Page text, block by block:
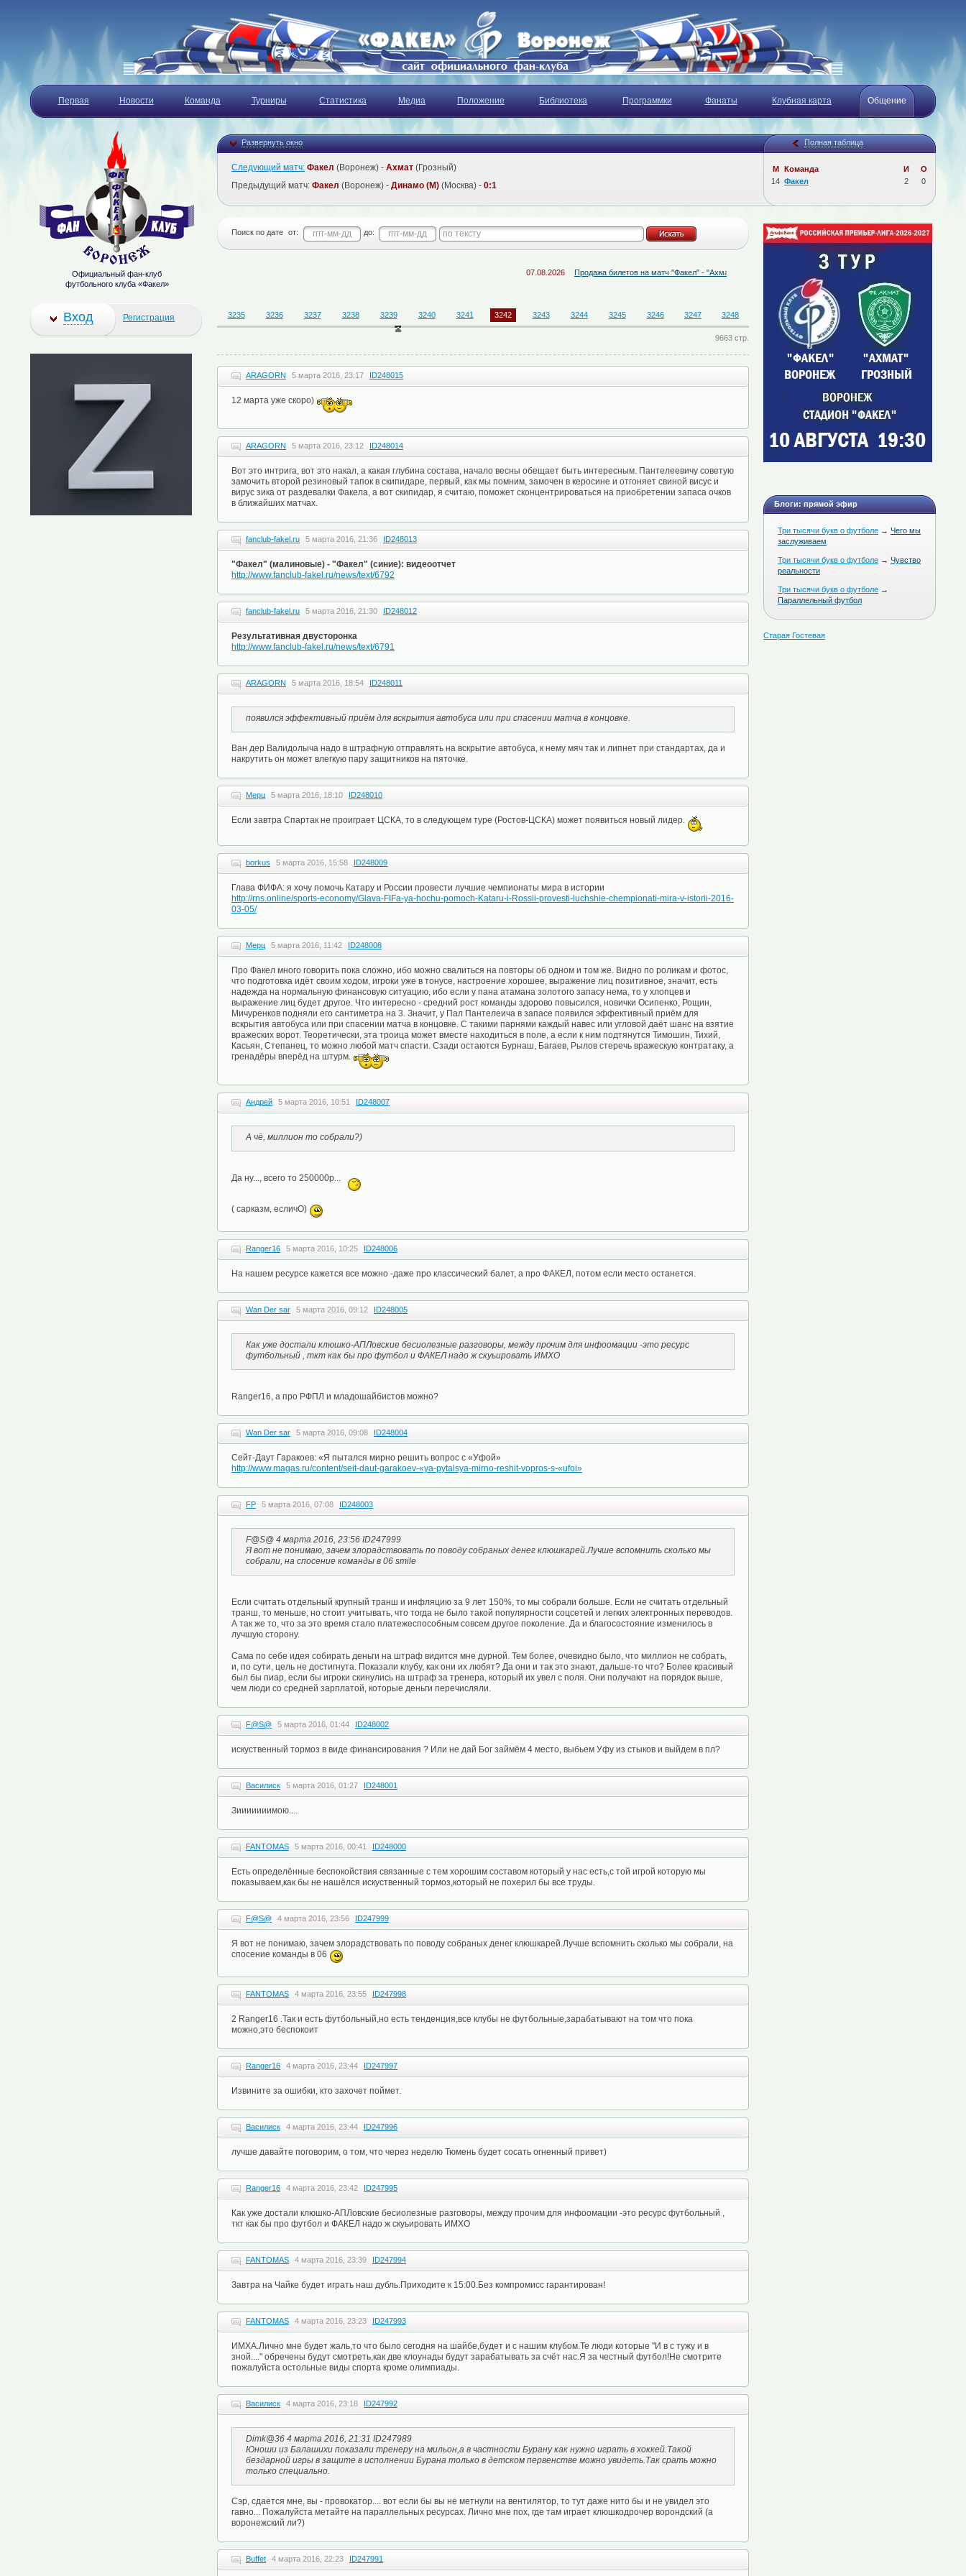
Первая Новости Команда Турниры Статистика Медиа Положение Библиотека Программки Фанаты Клубная карта Общение
Развернуть окно Полная таблица
М Команда И
О
14 Факел 2 0
Следующий матч: Факел (Воронеж) - Ахмат (Грозный)
Предыдущий матч: Факел (Воронеж) - Динамо (М) (Москва) - 0:1
Поиск по дате от: до:
07.08.2026 Продажа билетов на матч "Факел" - "Ахмат" 7 августа - матч "Факел-М" - "Спартак-М"
3235 3236 3237 3238 3239 3240 3241 3242 3243 3244 3245 3246 3247 3248
9663 стр.
ARAGORN 5 марта 2016, 23:17 ID248015
12 марта уже скоро)
ARAGORN 5 марта 2016, 23:12 ID248014
Вот это интрига, вот это накал, а какая глубина состава, начало весны обещает быть интересным. Пантелеевичу советую
замочить второй резиновый тапок в скипидаре, первый, как мы помним, замочен в керосине и отгоняет свиной висус и
вирус зика от раздевалки Факела, а вот скипидар, я считаю, поможет сконцентрироваться на приобретении запаса очков
в ближайших матчах.
fanclub-fakel.ru 5 марта 2016, 21:36 ID248013
"Факел" (малиновые) - "Факел" (синие): видеоотчет
http://www.fanclub-fakel.ru/news/text/6792
fanclub-fakel.ru 5 марта 2016, 21:30 ID248012
Результативная двусторонка
http://www.fanclub-fakel.ru/news/text/6791
ARAGORN 5 марта 2016, 18:54 ID248011
появился эффективный приём для вскрытия автобуса или при спасении матча в концовке.
Ван дер Валидолыча надо в штрафную отправлять на вскрытие автобуса, к нему мяч так и липнет при стандартах, да и
накрутить он может влегкую пару защитников на пяточке.
Мерц 5 марта 2016, 18:10 ID248010
Если завтра Спартак не проиграет ЦСКА, то в следующем туре (Ростов-ЦСКА) может появиться новый лидер.
borkus 5 марта 2016, 15:58 ID248009
Глава ФИФА: я хочу помочь Катару и России провести лучшие чемпионаты мира в истории
http://rns.online/sports-economy/Glava-FIFa-ya-hochu-pomoch-Kataru-i-Rossii-provesti-luchshie-chempionati-mira-v-istorii-2016-
03-05/
Мерц 5 марта 2016, 11:42 ID248008
Про Факел много говорить пока сложно, ибо можно свалиться на повторы об одном и том же. Видно по роликам и фотос,
что подготовка идёт своим ходом, игроки уже в тонусе, настроение хорошее, выражение лиц позитивное, значит, есть
надежда на нормальную финансовую ситуацию, ибо если у пана атамана золотого запасу нема, то у хлопцев и
выражение лиц будет другое. Что интересно - средний рост команды здорово повысился, новички Осипенко, Рощин,
Мичуренков подняли его сантиметра на 3. Значит, у Пал Пантелеича в запасе появился эффективный приём для
вскрытия автобуса или при спасении матча в концовке. С такими парнями каждый навес или угловой даёт шанс на взятие
вражеских ворот. Теоретически, эта троица может вместе находиться в поле, а если к ним подтянутся Тимошин, Тихий,
Касьян, Степанец, то можно любой матч спасти. Сзади остаются Бурнаш, Багаев, Рылов стеречь вражескую контратаку, а
гренадёры вперёд на штурм.
Андрей 5 марта 2016, 10:51 ID248007
А чё, миллион то собрали?)
Да ну..., всего то 250000р...
( сарказм, есличО)
Ranger16 5 марта 2016, 10:25 ID248006
На нашем ресурсе кажется все можно -даже про классический балет, а про ФАКЕЛ, потом если место останется.
Wan Der sar 5 марта 2016, 09:12 ID248005
Как уже достали клюшко-АПЛовские бесиолезные разговоры, между прочим для инфоомации -это ресурс
футбольный , ткт как бы про футбол и ФАКЕЛ надо ж скуьировать ИМХО
Ranger16, а про РФПЛ и младошайбистов можно?
Wan Der sar 5 марта 2016, 09:08 ID248004
Сейт-Даут Гаракоев: «Я пытался мирно решить вопрос с «Уфой»
http://www.magas.ru/content/seit-daut-garakoev-«ya-pytalsya-mirno-reshit-vopros-s-«ufoi»
FP 5 марта 2016, 07:08 ID248003
F@S@ 4 марта 2016, 23:56 ID247999
Я вот не понимаю, зачем злорадствовать по поводу собраных денег клюшкарей.Лучше вспомнить сколько мы
собрали, на спосение команды в 06 smile
Если считать отдельный крупный транш и инфляцию за 9 лет 150%, то мы собрали больше. Если не считать отдельный
транш, то меньше, но стоит учитывать, что тогда не было такой популярности соцсетей и легких электронных переводов.
А так же то, что за это время стало платежеспособным совсем другое поколение. Да и благосостояние изменилось в
лучшую сторону.
Сама по себе идея собирать деньги на штраф видится мне дурной. Тем более, очевидно было, что миллион не собрать,
и, по сути, цель не достигнута. Показали клубу, как они их любят? Да они и так это знают, дальше-то что? Более красивый
был бы пиар, если бы игроки скинулись на штраф за тренера, который их увел с поля. Они получают на порядок выше,
чем люди со средней зарплатой, которые деньги перечисляли.
F@S@ 5 марта 2016, 01:44 ID248002
искуственный тормоз в виде финансирования ? Или не дай Бог займём 4 место, выбьем Уфу из стыков и выйдем в пл?
Василиск 5 марта 2016, 01:27 ID248001
Зииииииимою....
FANTOMAS 5 марта 2016, 00:41 ID248000
Есть определённые беспокойствия связанные с тем хорошим составом который у нас есть,с той игрой которую мы
показываем,как бы не нашёлся искуственный тормоз,который не похерил бы все труды.
F@S@ 4 марта 2016, 23:56 ID247999
Я вот не понимаю, зачем злорадствовать по поводу собраных денег клюшкарей.Лучше вспомнить сколько мы собрали, на
спосение команды в 06
FANTOMAS 4 марта 2016, 23:55 ID247998
2 Ranger16 .Так и есть футбольный,но есть тенденция,все клубы не футбольные,зарабатывают на том что пока
можно,это беспокоит
Ranger16 4 марта 2016, 23:44 ID247997
Извините за ошибки, кто захочет поймет.
Василиск 4 марта 2016, 23:44 ID247996
лучше давайте поговорим, о том, что через неделю Тюмень будет сосать огненный привет)
Ranger16 4 марта 2016, 23:42 ID247995
Как уже достали клюшко-АПЛовские бесиолезные разговоры, между прочим для инфоомации -это ресурс футбольный ,
ткт как бы про футбол и ФАКЕЛ надо ж скуьировать ИМХО
FANTOMAS 4 марта 2016, 23:39 ID247994
Завтра на Чайке будет играть наш дубль.Приходите к 15:00.Без компромисс гарантирован!
FANTOMAS 4 марта 2016, 23:23 ID247993
ИМХА.Лично мне будет жаль,то что было сегодня на шайбе,будет и с нашим клубом.Те люди которые "И в с тужу и в
зной...." обречены будут смотреть,как две клоунады будут зарабатывать за счёт нас.Я за честный футбол!Не смотрите
пожалуйста остольные виды спорта кроме олимпиады.
Василиск 4 марта 2016, 23:18 ID247992
Dimk@36 4 марта 2016, 21:31 ID247989
Юноши из Балашихи показали тренеру на мильон,а в частности Бурану как нужно играть в хоккей.Такой
бездарной игры в защите в исполнении Бурана только в детском первенстве можно увидеть.Так срать можно
только специально.
Сэр, сдается мне, вы - провокатор.... вот если бы вы не метнули на вентилятор, то тут даже нито бы и не увидел это
гавно... Пожалуйста метайте на параллельных ресурсах. Лично мне пох, где там играет клюшкодрочер ворондский (а
воронежский ли?)
Buffet 4 марта 2016, 22:23 ID247991
Блоги: прямой эфир
Три тысячи букв о футболе → Чего мы
заслуживаем
Три тысячи букв о футболе → Чувство
реальности
Три тысячи букв о футболе →
Параллельный футбол
Старая Гостевая
Официальный фан-клуб
футбольного клуба «Факел»
Вход Регистрация